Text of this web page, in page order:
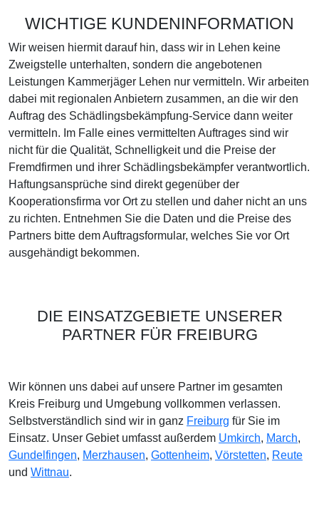
WICHTIGE KUNDENINFORMATION
Wir weisen hiermit darauf hin, dass wir in Lehen keine
Zweigstelle unterhalten, sondern die angebotenen
Leistungen Kammerjäger Lehen nur vermitteln. Wir arbeiten
dabei mit regionalen Anbietern zusammen, an die wir den
Auftrag des Schädlingsbekämpfung-Service dann weiter
vermitteln. Im Falle eines vermittelten Auftrages sind wir
nicht für die Qualität, Schnelligkeit und die Preise der
Fremdfirmen und ihrer Schädlingsbekämpfer verantwortlich.
Haftungsansprüche sind direkt gegenüber der
Kooperationsfirma vor Ort zu stellen und daher nicht an uns
zu richten. Entnehmen Sie die Daten und die Preise des
Partners bitte dem Auftragsformular, welches Sie vor Ort
ausgehändigt bekommen.
DIE EINSATZGEBIETE UNSERER
PARTNER FÜR FREIBURG
Wir können uns dabei auf unsere Partner im gesamten
Kreis Freiburg und Umgebung vollkommen verlassen.
Selbstverständlich sind wir in ganz Freiburg für Sie im
Einsatz. Unser Gebiet umfasst außerdem Umkirch, March,
Gundelfingen, Merzhausen, Gottenheim, Vörstetten, Reute
und Wittnau.